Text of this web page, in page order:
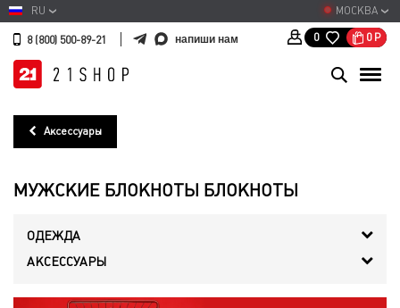
МОСКВА
RU
8 (800) 500-89-21 напиши нам 0 0 Р
Аксессуары
МУЖСКИЕ БЛОКНОТЫ БЛОКНОТЫ
ОДЕЖДА
АКСЕССУАРЫ